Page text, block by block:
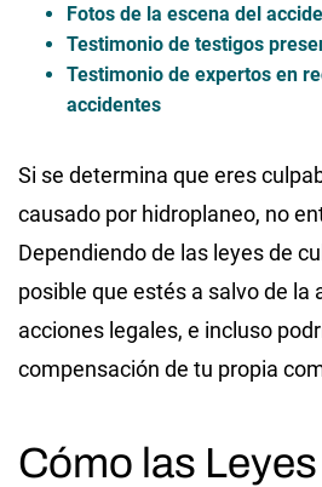
Fotos de la escena del
Testimonio de testigos
Testimonio de expertos en
accidentes
Si se determina que eres
causado por hidroplaneo, no
Dependiendo de las leyes de
posible que estés a salvo de la
acciones legales, e incluso
compensación de tu propia
Cómo las